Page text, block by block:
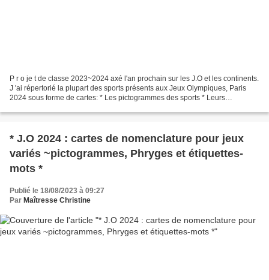
P r o je t de classe 2023~2024 axé l'an prochain sur les J.O et les continents.
J 'ai répertorié la plupart des sports présents aux Jeux Olympiques, Paris
2024 sous forme de cartes: * Les pictogrammes des sports * Leurs
* J.O 2024 : cartes de nomenclature pour jeux
variés ~pictogrammes, Phryges et étiquettes-
mots *
Publié le 18/08/2023 à 09:27
Par Maîtresse Christine